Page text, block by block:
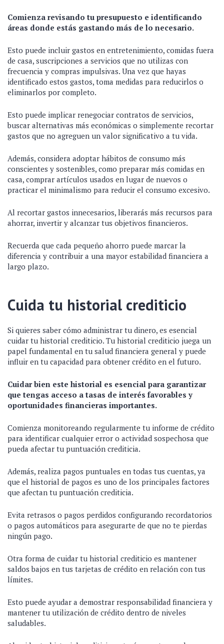
Comienza revisando tu presupuesto e identificando
áreas donde estás gastando más de lo necesario.
Esto puede incluir gastos en entretenimiento, comidas fuera
de casa, suscripciones a servicios que no utilizas con
frecuencia y compras impulsivas. Una vez que hayas
identificado estos gastos, toma medidas para reducirlos o
eliminarlos por completo.
Esto puede implicar renegociar contratos de servicios,
buscar alternativas más económicas o simplemente recortar
gastos que no agreguen un valor significativo a tu vida.
Además, considera adoptar hábitos de consumo más
conscientes y sostenibles, como preparar más comidas en
casa, comprar artículos usados en lugar de nuevos o
practicar el minimalismo para reducir el consumo excesivo.
Al recortar gastos innecesarios, liberarás más recursos para
ahorrar, invertir y alcanzar tus objetivos financieros.
Recuerda que cada pequeño ahorro puede marcar la
diferencia y contribuir a una mayor estabilidad financiera a
largo plazo.
Cuida tu historial crediticio
Si quieres saber cómo administrar tu dinero, es esencial
cuidar tu historial crediticio. Tu historial crediticio juega un
papel fundamental en tu salud financiera general y puede
influir en tu capacidad para obtener crédito en el futuro.
Cuidar bien este historial es esencial para garantizar
que tengas acceso a tasas de interés favorables y
oportunidades financieras importantes.
Comienza monitoreando regularmente tu informe de crédito
para identificar cualquier error o actividad sospechosa que
pueda afectar tu puntuación crediticia.
Además, realiza pagos puntuales en todas tus cuentas, ya
que el historial de pagos es uno de los principales factores
que afectan tu puntuación crediticia.
Evita retrasos o pagos perdidos configurando recordatorios
o pagos automáticos para asegurarte de que no te pierdas
ningún pago.
Otra forma de cuidar tu historial crediticio es mantener
saldos bajos en tus tarjetas de crédito en relación con tus
límites.
Esto puede ayudar a demostrar responsabilidad financiera y
mantener tu utilización de crédito dentro de niveles
saludables.